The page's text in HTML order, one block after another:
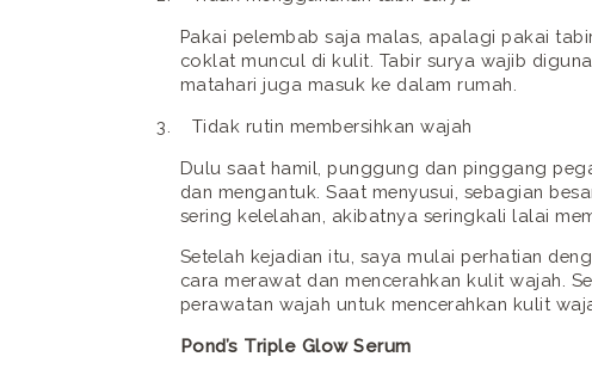
Pakai pelembab saja malas, apalagi pakai
coklat muncul di kulit. Tabir surya wajib
matahari juga masuk ke dalam rumah.
3. Tidak rutin membersihkan wajah
Dulu saat hamil, punggung dan pinggang
dan mengantuk. Saat menyusui, sebagian
sering kelelahan, akibatnya seringkali lalai
Setelah kejadian itu, saya mulai perhatian
cara merawat dan mencerahkan kulit wajah.
perawatan wajah untuk mencerahkan kulit
Pond’s Triple Glow Serum